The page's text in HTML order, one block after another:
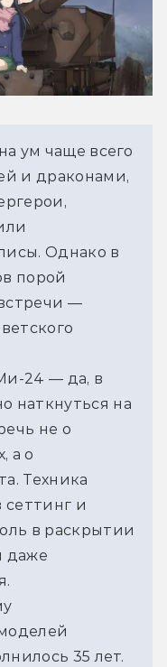
ум чаще всего
и драконами,
Однако в
порой
—
24 — да, в
наткнуться на
не о
а о
Техника
сеттинг и
в раскрытии
даже
35 лет.